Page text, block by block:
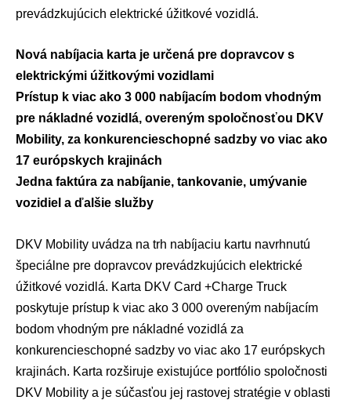
prevádzkujúcich elektrické úžitkové vozidlá.
Nová nabíjacia karta je určená pre dopravcov s
elektrickými úžitkovými vozidlami
Prístup k viac ako 3 000 nabíjacím bodom vhodným
pre nákladné vozidlá, overeným spoločnosťou DKV
Mobility, za konkurencieschopné sadzby vo viac ako
17 európskych krajinách
Jedna faktúra za nabíjanie, tankovanie, umývanie
vozidiel a ďalšie služby
DKV Mobility uvádza na trh nabíjaciu kartu navrhnutú
špeciálne pre dopravcov prevádzkujúcich elektrické
úžitkové vozidlá. Karta DKV Card +Charge Truck
poskytuje prístup k viac ako 3 000 overeným nabíjacím
bodom vhodným pre nákladné vozidlá za
konkurencieschopné sadzby vo viac ako 17 európskych
krajinách. Karta rozširuje existujúce portfólio spoločnosti
DKV Mobility a je súčasťou jej rastovej stratégie v oblasti